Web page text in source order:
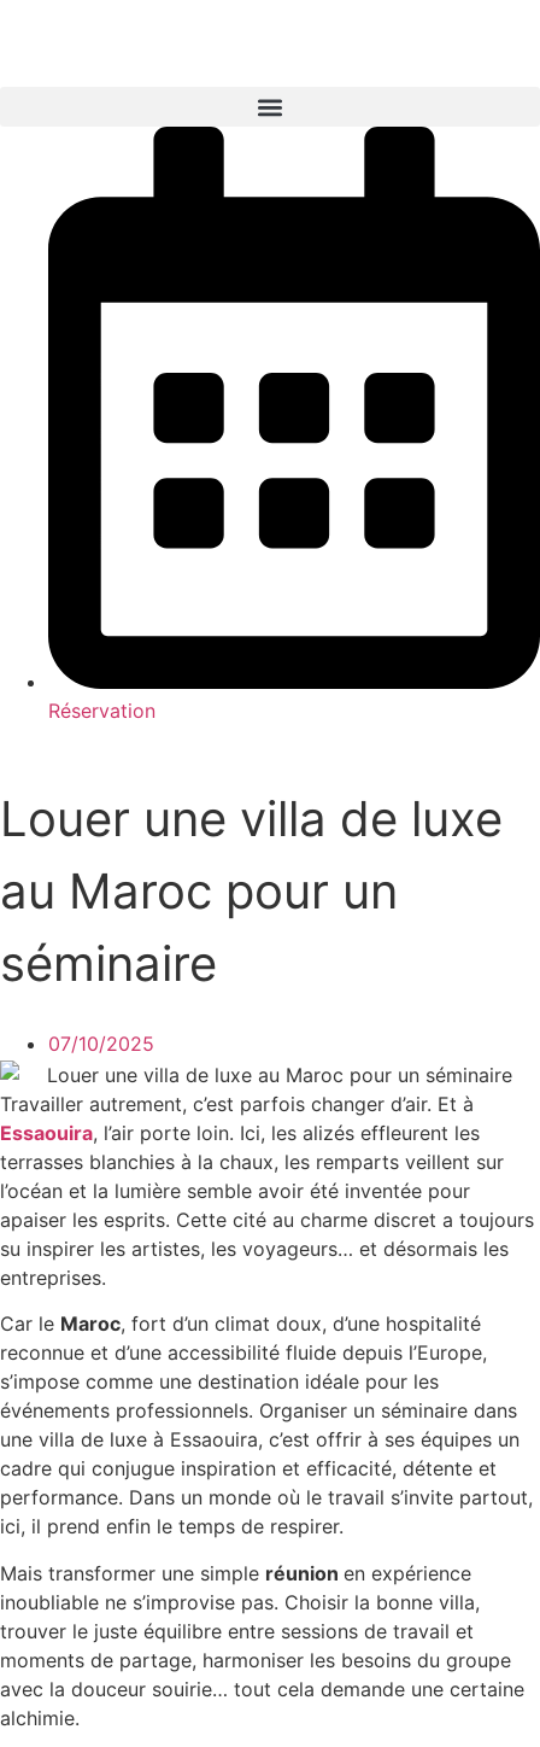
Réservation
Louer une villa de luxe
au Maroc pour un
séminaire
07/10/2025
Travailler autrement, c’est parfois changer d’air. Et à
Essaouira, l’air porte loin. Ici, les alizés effleurent les
terrasses blanchies à la chaux, les remparts veillent sur
l’océan et la lumière semble avoir été inventée pour
apaiser les esprits. Cette cité au charme discret a toujours
su inspirer les artistes, les voyageurs… et désormais les
entreprises.
Car le Maroc, fort d’un climat doux, d’une hospitalité
reconnue et d’une accessibilité fluide depuis l’Europe,
s’impose comme une destination idéale pour les
événements professionnels. Organiser un séminaire dans
une villa de luxe à Essaouira, c’est offrir à ses équipes un
cadre qui conjugue inspiration et efficacité, détente et
performance. Dans un monde où le travail s’invite partout,
ici, il prend enfin le temps de respirer.
Mais transformer une simple réunion en expérience
inoubliable ne s’improvise pas. Choisir la bonne villa,
trouver le juste équilibre entre sessions de travail et
moments de partage, harmoniser les besoins du groupe
avec la douceur souirie… tout cela demande une certaine
alchimie.